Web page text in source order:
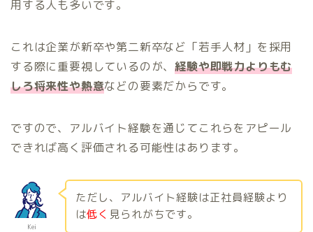
用する人も多いです。
これは企業が新卒や第二新卒など「若手人材」を採用
する際に重要視しているのが、経験や即戦力よりもむ
しろ将来性や熱意などの要素だからです。
ですので、アルバイト経験を通じてこれらをアピール
できれば高く評価される可能性はあります。
Kei
ただし、アルバイト経験は正社員経験より
は低く 見られがちです。